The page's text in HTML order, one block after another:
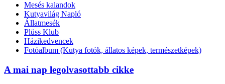
Mesés kalandok
Kutyavilág Napló
Állatmesék
Plüss Klub
Házikedvencek
Fotóalbum (Kutya fotók, állatos képek, természetképek)
A mai nap legolvasottabb cikke